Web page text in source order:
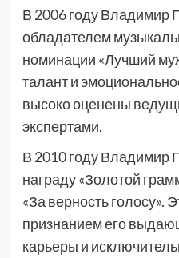
В 2006 году Владимир
обладателем
номинации «Лучший
талант и
высоко оценены
экспертами.
В 2010 году Владимир
награду «Золотой
«За верность голосу».
признанием его
карьеры и